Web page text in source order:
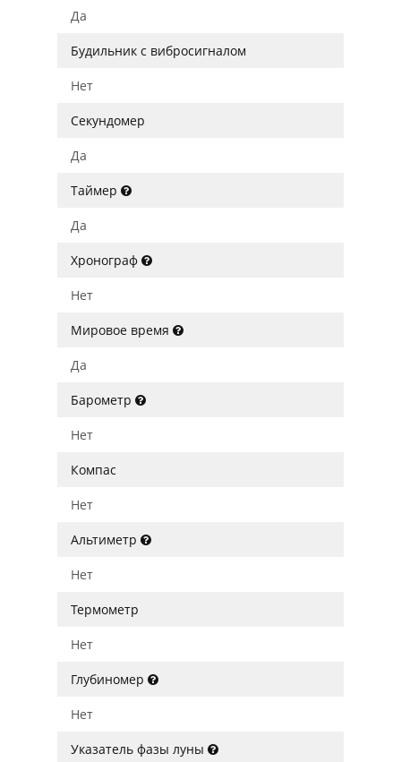
Да
Будильник с вибросигналом
Нет
Секундомер
Да
Таймер
Да
Хронограф
Нет
Мировое время
Да
Барометр
Нет
Компас
Нет
Альтиметр
Нет
Термометр
Нет
Глубиномер
Нет
Указатель фазы луны